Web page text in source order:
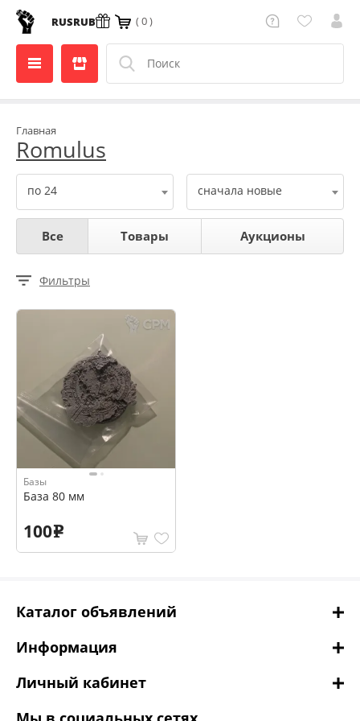
RUSRUB ( 0 )
Главная
Romulus
Фильтры
Все Товары Аукционы
по 24 сначала новые
Базы
База 80 мм
100e
Каталог объявлений
Информация
Личный кабинет